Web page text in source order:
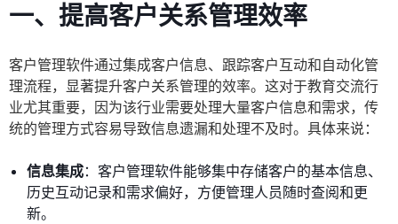
一、提高客户关系管理效率
客户管理软件通过集成客户信息、跟踪客户互动和自动化管
理流程，显著提升客户关系管理的效率。这对于教育交流行
业尤其重要，因为该行业需要处理大量客户信息和需求，传
统的管理方式容易导致信息遗漏和处理不及时。具体来说：
信息集成：客户管理软件能够集中存储客户的基本信息、
历史互动记录和需求偏好，方便管理人员随时查阅和更
新。